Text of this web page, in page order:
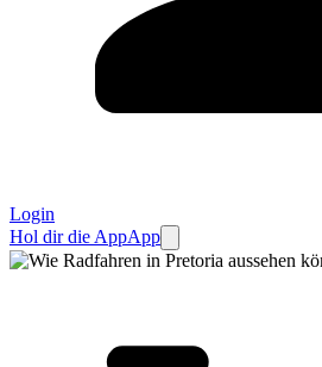
Login
Hol dir die AppApp